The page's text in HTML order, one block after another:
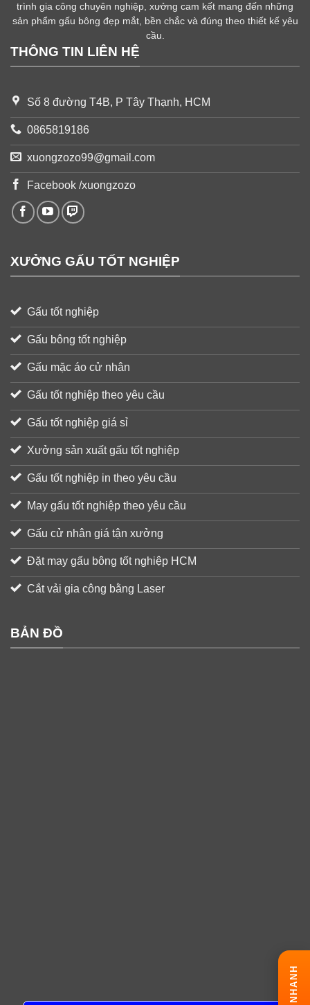
trình gia công chuyên nghiệp, xưởng cam kết mang đến những
sản phẩm gấu bông đẹp mắt, bền chắc và đúng theo thiết kế yêu
cầu.
THÔNG TIN LIÊN HỆ
Số 8 đường T4B, P Tây Thạnh, HCM
0865819186
xuongzozo99@gmail.com
Facebook /xuongzozo
XƯỞNG GẤU TỐT NGHIỆP
Gấu tốt nghiệp
Gấu bông tốt nghiệp
Gấu mặc áo cử nhân
Gấu tốt nghiệp theo yêu cầu
Gấu tốt nghiệp giá sỉ
Xưởng sản xuất gấu tốt nghiệp
Gấu tốt nghiệp in theo yêu cầu
May gấu tốt nghiệp theo yêu cầu
Gấu cử nhân giá tận xưởng
Đặt may gấu bông tốt nghiệp HCM
Cắt vải gia công bằng Laser
BẢN ĐỒ